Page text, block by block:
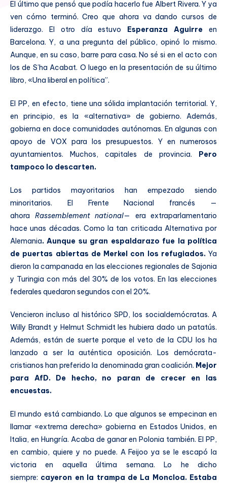
El último que pensó que podía hacerlo fue Albert Rivera. Y ya
ven cómo terminó. Creo que ahora va dando cursos de
liderazgo. El otro día estuvo Esperanza Aguirre en
Barcelona. Y, a una pregunta del público, opinó lo mismo.
Aunque, en su caso, barre para casa. No sé si en el acto con
los de S’ha Acabat. O luego en la presentación de su último
libro, «Una liberal en política”.
El PP, en efecto, tiene una sólida implantación territorial. Y,
en principio, es la «alternativa» de gobierno. Además,
gobierna en doce comunidades autónomas. En algunas con
apoyo de VOX para los presupuestos. Y en numerosos
ayuntamientos. Muchos, capitales de provincia. Pero
tampoco lo descarten.
Los partidos mayoritarios han empezado siendo
minoritarios. El Frente Nacional francés —
ahora Rassemblement national— era extraparlamentario
hace unas décadas. Como la tan criticada Alternativa por
Alemania. Aunque su gran espaldarazo fue la política
de puertas abiertas de Merkel con los refugiados. Ya
dieron la campanada en las elecciones regionales de Sajonia
y Turingia con más del 30% de los votos. En las elecciones
federales quedaron segundos con el 20%.
Vencieron incluso al histórico SPD, los socialdemócratas. A
Willy Brandt y Helmut Schmidt les hubiera dado un patatús.
Además, están de suerte porque el veto de la CDU los ha
lanzado a ser la auténtica oposición. Los demócrata-
cristianos han preferido la denominada gran coalición. Mejor
para AfD. De hecho, no paran de crecer en las
encuestas.
El mundo está cambiando. Lo que algunos se empecinan en
llamar «extrema derecha» gobierna en Estados Unidos, en
Italia, en Hungría. Acaba de ganar en Polonia también. El PP,
en cambio, quiere y no puede. A Feijoo ya se le escapó la
victoria en aquella última semana. Lo he dicho
siempre: cayeron en la trampa de La Moncloa. Estaba